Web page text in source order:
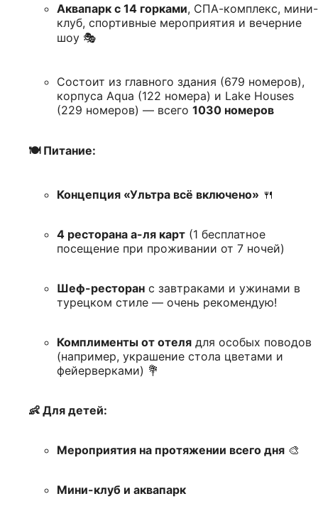
Аквапарк с 14 горками, СПА-комплекс, мини-
клуб, спортивные мероприятия и вечерние
шоу 🎭
Состоит из главного здания (679 номеров),
корпуса Aqua (122 номера) и Lake Houses
(229 номеров) — всего 1030 номеров
🍽️ Питание:
Концепция «Ультра всё включено» 🍴
4 ресторана а-ля карт (1 бесплатное
посещение при проживании от 7 ночей)
Шеф-ресторан с завтраками и ужинами в
турецком стиле — очень рекомендую!
Комплименты от отеля для особых поводов
(например, украшение стола цветами и
фейерверками) 💐
👶 Для детей:
Мероприятия на протяжении всего дня 🎨
Мини-клуб и аквапарк